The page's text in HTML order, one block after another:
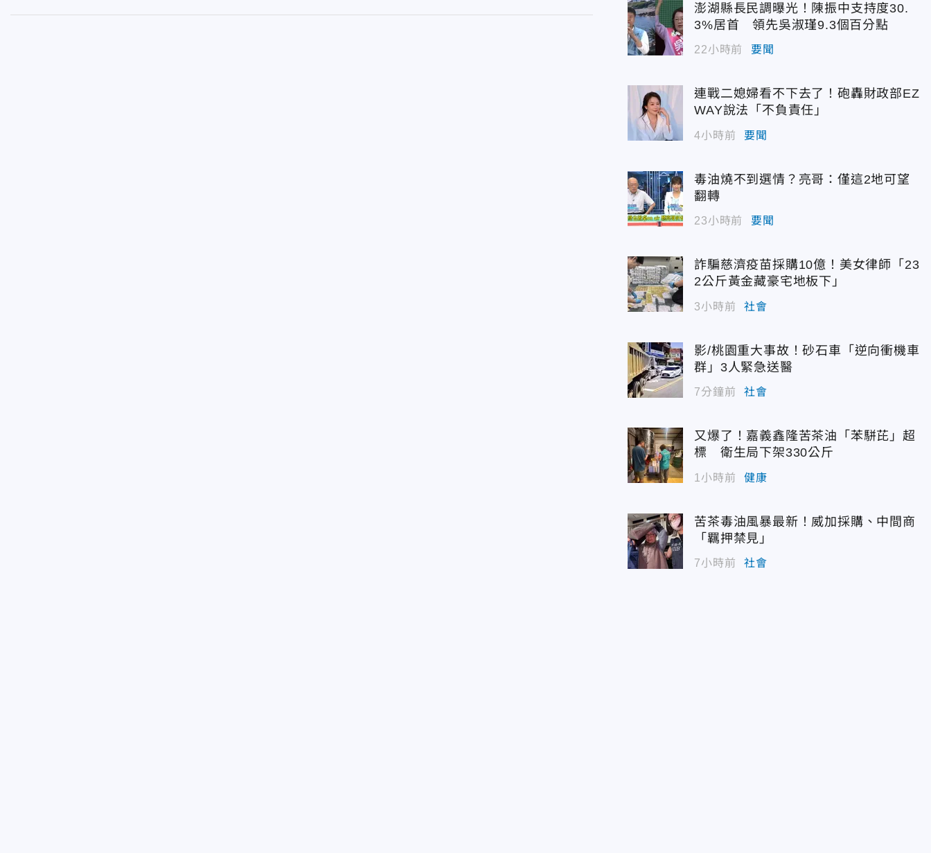
澎湖縣長民調曝光！陳振中支持度30.
3%居首 領先吳淑瑾9.3個百分點
22小時前 要聞
連戰二媳婦看不下去了！砲轟財政部EZ
WAY說法「不負責任」
4小時前 要聞
毒油燒不到選情？亮哥：僅這2地可望
翻轉
23小時前 要聞
詐騙慈濟疫苗採購10億！美女律師「23
2公斤黃金藏豪宅地板下」
3小時前 社會
影/桃園重大事故！砂石車「逆向衝機車
群」3人緊急送醫
7分鐘前 社會
又爆了！嘉義鑫隆苦茶油「苯駢芘」超
標 衛生局下架330公斤
1小時前 健康
苦茶毒油風暴最新！威加採購、中間商
「羈押禁見」
7小時前 社會